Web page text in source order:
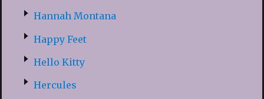
Hannah Montana
Happy Feet
Hello Kitty
Hercules